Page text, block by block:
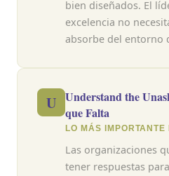
bien diseñados. El
excelencia no
absorbe del entorno
U Understand the
que Falta
LO MÁS
Las organizaciones
tener respuestas